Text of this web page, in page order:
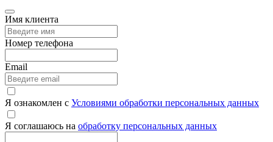
Имя клиента
Номер телефона
Email
Я ознакомлен с Условиями обработки персональных данных
Я соглашаюсь на обработку персональных данных